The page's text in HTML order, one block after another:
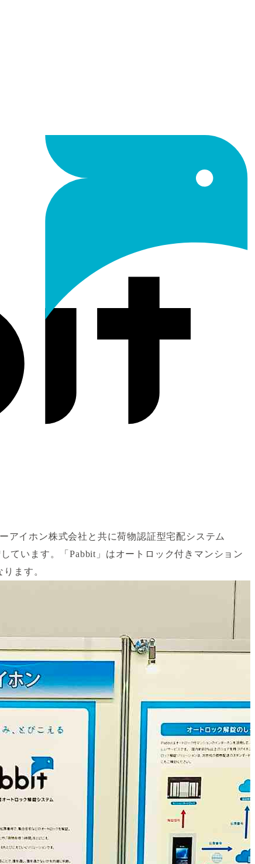
アイホン株式会社と共に荷物認証型宅配システム
ています。「Pabbit」はオートロック付きマンション
ます。